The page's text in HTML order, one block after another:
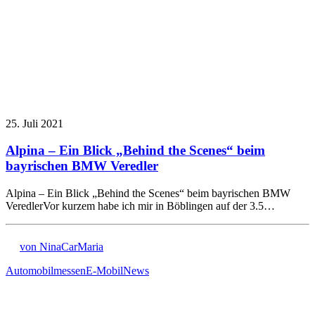
25. Juli 2021
Alpina – Ein Blick „Behind the Scenes“ beim
bayrischen BMW Veredler
Alpina – Ein Blick „Behind the Scenes“ beim bayrischen BMW
VeredlerVor kurzem habe ich mir in Böblingen auf der 3.5…
von NinaCarMaria
AutomobilmessenE-MobilNews